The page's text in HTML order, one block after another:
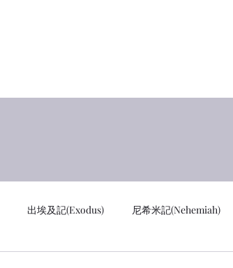
出埃及記(Exodus) 尼希米記(Nehemiah)